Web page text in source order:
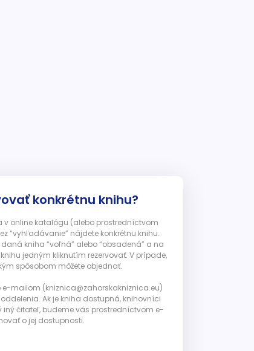
konkrétnu knihu?
v online katalógu (alebo prostredníctvom
“vyhľadávanie” nájdete konkrétnu knihu.
kniha “voľná” alebo “obsadená” a na
jedným kliknutím rezervovať. V prípade,
spôsobom môžete objednať.
e-mailom (kniznica@zahorskakniznica.eu)
Ak je kniha dostupná, knihovníci
iný čitateľ, budeme vás prostredníctvom e-
o jej dostupnosti.